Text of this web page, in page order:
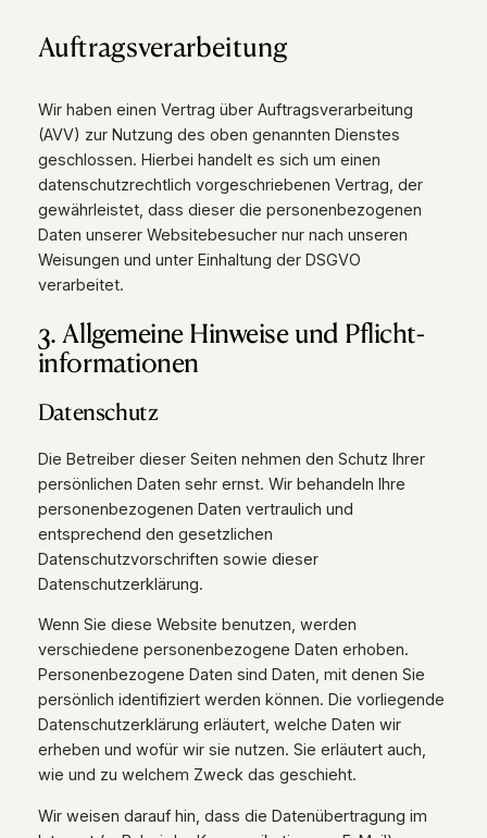
Auftragsverarbeitung
Wir haben einen Vertrag über Auftragsverarbeitung
(AVV) zur Nutzung des oben genannten Dienstes
geschlossen. Hierbei handelt es sich um einen
datenschutzrechtlich vorgeschriebenen Vertrag, der
gewährleistet, dass dieser die personenbezogenen
Daten unserer Websitebesucher nur nach unseren
Weisungen und unter Einhaltung der DSGVO
verarbeitet.
3. Allgemeine Hinweise und Pflicht­
informationen
Datenschutz
Die Betreiber dieser Seiten nehmen den Schutz Ihrer
persönlichen Daten sehr ernst. Wir behandeln Ihre
personenbezogenen Daten vertraulich und
entsprechend den gesetzlichen
Datenschutzvorschriften sowie dieser
Datenschutzerklärung.
Wenn Sie diese Website benutzen, werden
verschiedene personenbezogene Daten erhoben.
Personenbezogene Daten sind Daten, mit denen Sie
persönlich identifiziert werden können. Die vorliegende
Datenschutzerklärung erläutert, welche Daten wir
erheben und wofür wir sie nutzen. Sie erläutert auch,
wie und zu welchem Zweck das geschieht.
Wir weisen darauf hin, dass die Datenübertragung im